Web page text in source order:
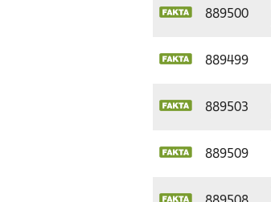
889500
889499
889503
889509